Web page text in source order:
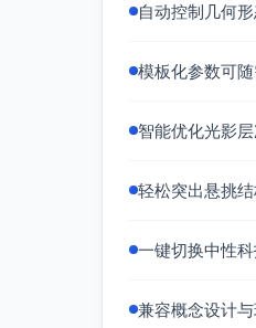
自动控制几何
模板化参数可
智能优化光影
轻松突出悬挑
一键切换中性
兼容概念设计